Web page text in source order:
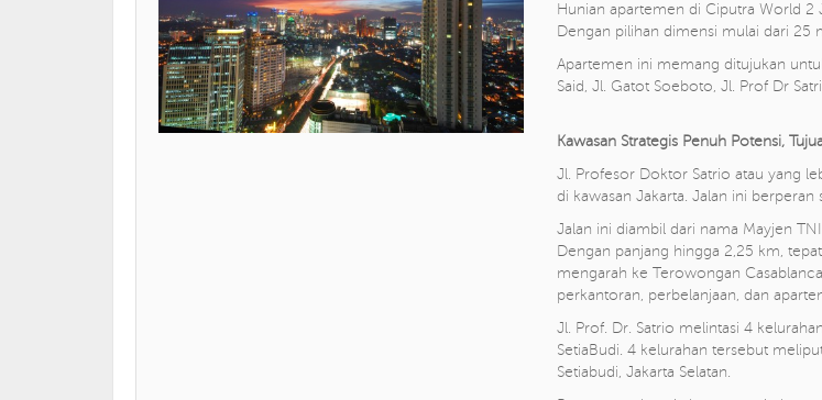
Hunian apartemen di Ciputra World 2
Dengan pilihan dimensi mulai dari 25
Apartemen ini memang ditujukan
Said, Jl. Gatot Soeboto, Jl. Prof Dr
Kawasan Strategis Penuh Potensi,
Jl. Profesor Doktor Satrio atau yang
di kawasan Jakarta. Jalan ini berperan
Jalan ini diambil dari nama Mayjen
Dengan panjang hingga 2,25 km,
mengarah ke Terowongan
perkantoran, perbelanjaan, dan
Jl. Prof. Dr. Satrio melintasi 4
SetiaBudi. 4 kelurahan tersebut
Setiabudi, Jakarta Selatan.